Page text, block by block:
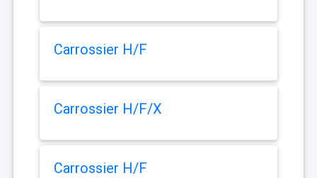
Carrossier H/F
Carrossier H/F/X
Carrossier H/F